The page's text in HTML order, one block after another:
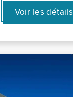
Voir les détails